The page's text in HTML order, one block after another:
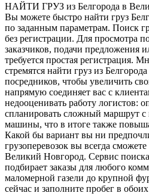
НАЙТИ ГРУЗ из Белгорода в
Вы можете быстро найти груз
по заданным параметрам. Поиск
без регистрации. Для просмотра
заказчиков, подачи предложения
требуется простая регистрация.
стремятся найти груз из
посредников, чтобы увеличить
напрямую соединяет вас с
недооценивать работу логистов:
спланировать сложный маршрут с
машины, что в итоге также
Какой бы вариант вы ни
грузоперевозок вы всегда
Великий Новгород. Сервис
подбирает заказы для любого
маломерной газели до крупной
сейчас и заполните пробег в